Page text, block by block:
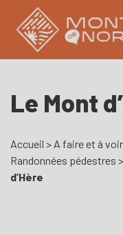
Le Mont
Accueil > A faire et à voir
Randonnées pédestres >
d’Hère